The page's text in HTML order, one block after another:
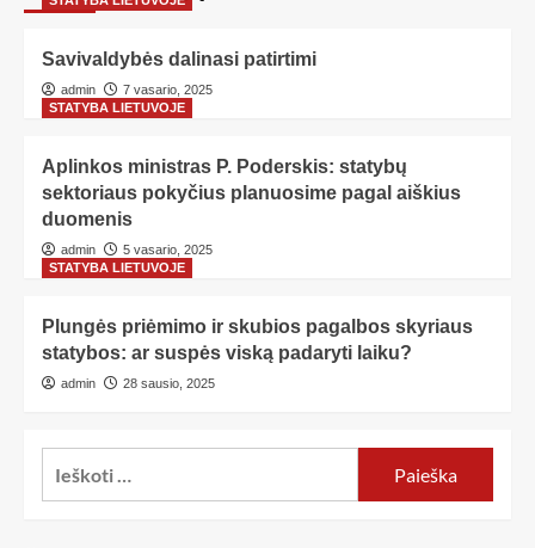
Savivaldybės dalinasi patirtimi
admin
7 vasario, 2025
STATYBA LIETUVOJE
Aplinkos ministras P. Poderskis: statybų
sektoriaus pokyčius planuosime pagal aiškius
duomenis
admin
5 vasario, 2025
STATYBA LIETUVOJE
Plungės priėmimo ir skubios pagalbos skyriaus
statybos: ar suspės viską padaryti laiku?
admin 28 sausio, 2025